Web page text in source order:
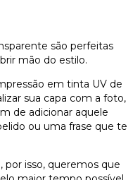
são perfeitas
mão do estilo.
em tinta UV de
sua capa com a foto,
de adicionar aquele
ou uma frase que te
por isso, queremos que